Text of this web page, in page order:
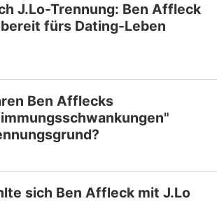
J.Lo-Trennung: Ben Affleck
fürs Dating-Leben
Ben Afflecks
sich Ben Affleck mit J.Lo